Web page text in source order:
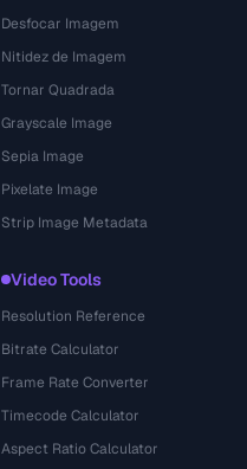
Desfocar Imagem
Nitidez de Imagem
Tornar Quadrada
Grayscale Image
Sepia Image
Pixelate Image
Strip Image Metadata
Video Tools
Resolution Reference
Bitrate Calculator
Frame Rate Converter
Timecode Calculator
Aspect Ratio Calculator